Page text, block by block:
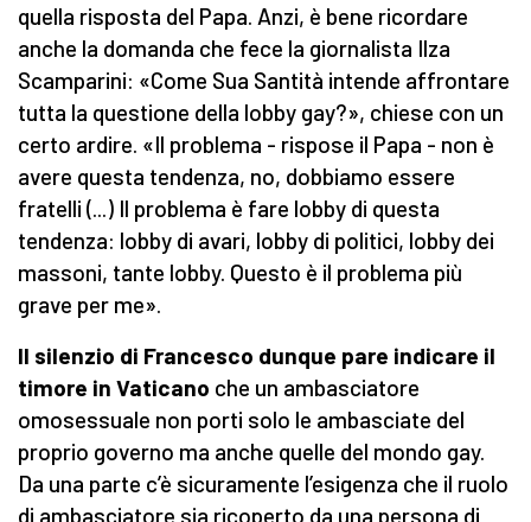
quella risposta del Papa. Anzi, è bene ricordare
anche la domanda che fece la giornalista Ilza
Scamparini: «Come Sua Santità intende affrontare
tutta la questione della lobby gay?», chiese con un
certo ardire. «Il problema - rispose il Papa - non è
avere questa tendenza, no, dobbiamo essere
fratelli (...) Il problema è fare lobby di questa
tendenza: lobby di avari, lobby di politici, lobby dei
massoni, tante lobby. Questo è il problema più
grave per me».
Il silenzio di Francesco dunque pare indicare il
timore in Vaticano che un ambasciatore
omosessuale non porti solo le ambasciate del
proprio governo ma anche quelle del mondo gay.
Da una parte c’è sicuramente l’esigenza che il ruolo
di ambasciatore sia ricoperto da una persona di